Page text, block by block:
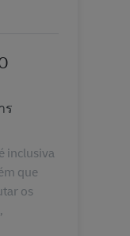
ร
inclusiva
que
os